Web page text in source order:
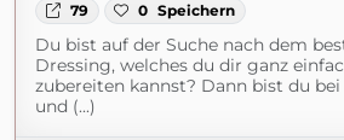
79 0 Speichern
Du bist auf der Suche nach dem
Dressing, welches du dir ganz
zubereiten kannst? Dann bist du
und (...)